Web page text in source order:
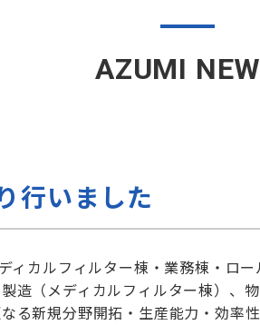
AZUMI
行いました
カルフィルター棟・業務棟・ロー
造（メディカルフィルター棟）、
る新規分野開拓・生産能力・効率